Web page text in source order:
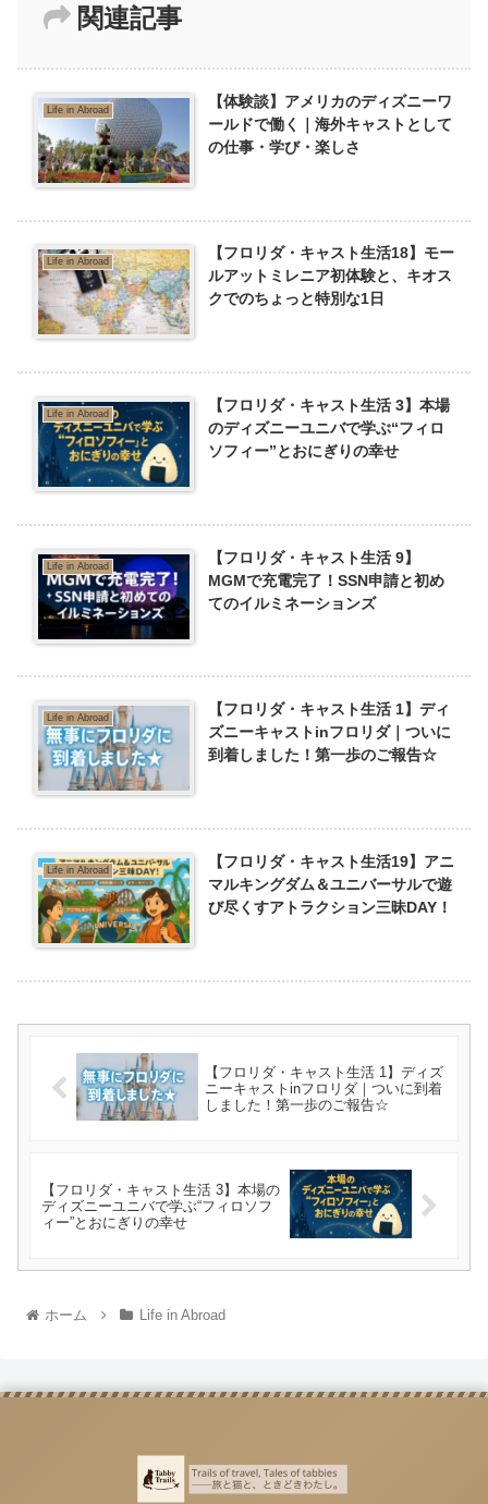
関連記事
Life in Abroad
【体験談】アメリカのディズニーワ
ールドで働く｜海外キャストとして
の仕事・学び・楽しさ
Life in Abroad
【フロリダ・キャスト生活18】モー
ルアットミレニア初体験と、キオス
クでのちょっと特別な1日
Life in Abroad
【フロリダ・キャスト生活 3】本場
のディズニーユニバで学ぶ“フィロ
ソフィー”とおにぎりの幸せ
Life in Abroad
【フロリダ・キャスト生活 9】
MGMで充電完了！SSN申請と初め
てのイルミネーションズ
Life in Abroad
【フロリダ・キャスト生活 1】ディ
ズニーキャストinフロリダ｜ついに
到着しました！第一歩のご報告☆
Life in Abroad
【フロリダ・キャスト生活19】アニ
マルキングダム＆ユニバーサルで遊
び尽くすアトラクション三昧DAY！
【フロリダ・キャスト生活 1】ディズ
ニーキャストinフロリダ｜ついに到着
しました！第一歩のご報告☆
【フロリダ・キャスト生活 3】本場の
ディズニーユニバで学ぶ“フィロソフ
ィー”とおにぎりの幸せ
ホーム Life in Abroad